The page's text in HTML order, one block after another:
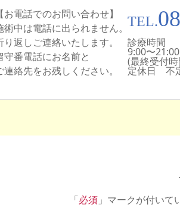
【お電話でのお問い合わせ】
術中は電話に出られません。
り返しご連絡いたします。
守番電話にお名前と
連絡先をお残しください。
TEL.
診療時間
9:00〜21:00
(最終受付
定休日 不
「必須 」マークが付いて